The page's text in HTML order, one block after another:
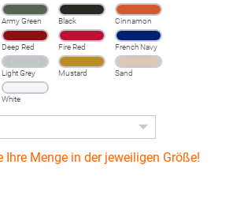
Army Green Black Cinnamon
Deep Red Fire Red French Navy
Light Grey Mustard Sand
White
Ihre Menge in der jeweiligen Größe!